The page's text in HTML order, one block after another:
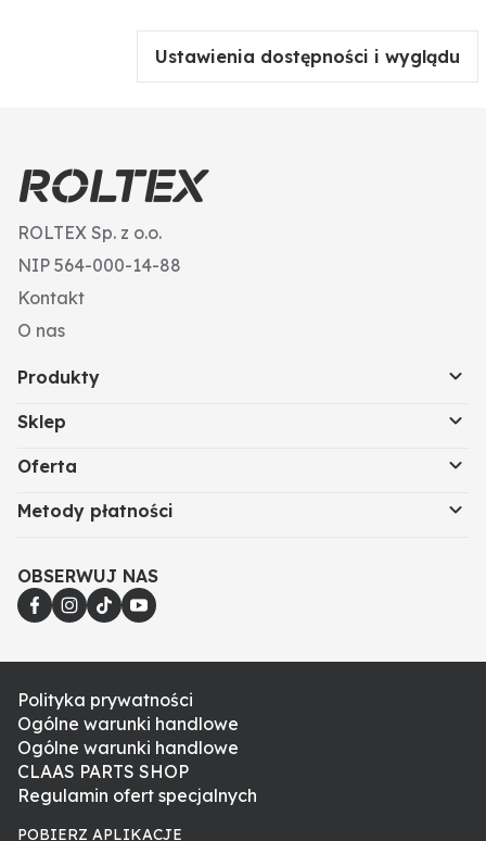
Ustawienia dostępności i wyglądu
ROLTEX Sp. z o.o.
NIP 564-000-14-88
Kontakt
O nas
Produkty
Sklep
Oferta
Metody płatności
OBSERWUJ NAS
Polityka prywatności
Ogólne warunki handlowe
Ogólne warunki handlowe
CLAAS PARTS SHOP
Regulamin ofert specjalnych
POBIERZ APLIKACJE